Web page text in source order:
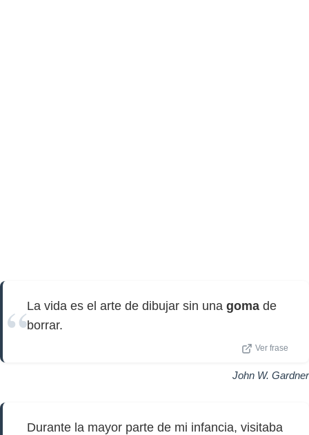
La vida es el arte de dibujar sin una goma de
borrar.
Ver frase
John W. Gardner
Durante la mayor parte de mi infancia, visitaba